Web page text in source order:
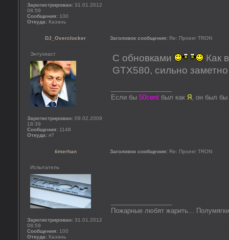
Зарегистрирован: 31.01.2012
08:59
Сообщения: 100
Откуда: Казань
DJ_Overclocker Заголовок сообщения: Re: Проект TRON
Энтузиаст
Зарегистрирован: 09.02.2009
18:39
Сообщения: 1148
Откуда: я?
С обновками
Как
GTX580, сильно
Если бы 50cent был как Я , он был бы
timerhan Заголовок сообщения: Re: Проект TRON
Испытатель
Зарегистрирован: 31.01.2012
08:59
Сообщения: 100
Откуда: Казань
Пожарные любят жарить...